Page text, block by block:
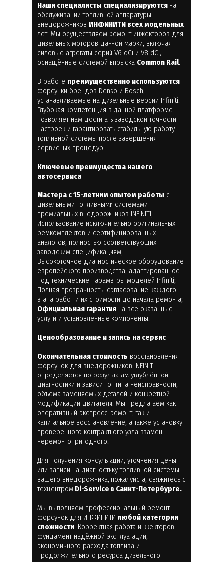
Наши специалисты специализируются на
обслуживании топливной аппаратуры
внедорожников ИНФИНИТИ всех модельных
лет. Мы осуществляем ремонт инжекторов для
дизельных моторов данной марки, включая
силовые агрегаты серий V6 dCi и V8 dCi,
оснащённые системой впрыска Common Rail.
В работе преимущественно используются
форсунки брендов Denso и Bosch,
устанавливаемые на дизельные версии Infiniti.
Глубокая компетенция в данной платформе
позволяет нам достигать заводской точности
настроек и гарантировать стабильную работу
топливной системы после завершения
сервисных процедур.
Ключевые преимущества нашего
автосервиса
Мастера с 15-летним опытом работы с
дизельными топливными системами
премиальных внедорожников INFINITI;
Использование исключительно оригинальных
ремкомплектов и сертифицированных
аналогов, полностью соответствующих
заводским спецификациям;
Высокоточное диагностическое оборудование
европейского производства, адаптированное
под технические параметры моделей Infiniti;
Полная прозрачность: согласование каждого
этапа работ и их стоимости до начала ремонта;
Официальная гарантия на все оказанные
услуги и установленные компоненты.
Ценообразование и запись на сервис
Окончательная стоимость восстановления
форсунок для внедорожников INFINITI
определяется по результатам углублённой
диагностики и зависит от типа неисправности,
объёма заменяемых деталей и конкретной
модификации двигателя. Мы предлагаем как
оперативный экспресс-ремонт, так и
капитальное восстановление, а также установку
проверенного контрактного узла взамен
неремонтопригодного.
Для получения консультации, уточнения цены
или записи на диагностику топливной системы
вашего внедорожника, пожалуйста, свяжитесь с
техцентром Di-Service в Санкт-Петербурге.
Мы выполняем профессиональный ремонт
форсунок для ИНФИНИТИ любой категории
сложности . Корректная работа инжекторов —
фундамент надёжной эксплуатации,
экономичного расхода топлива и
продолжительного ресурса дизельного